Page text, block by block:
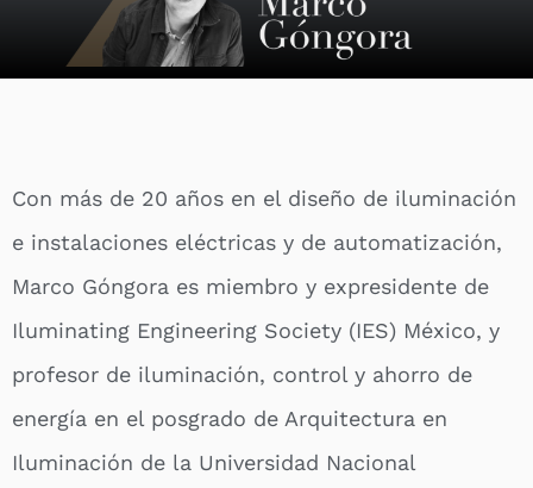
Con más de 20 años en el diseño de iluminación
e instalaciones eléctricas y de automatización,
Marco Góngora es miembro y expresidente de
Iluminating Engineering Society (IES) México, y
profesor de iluminación, control y ahorro de
energía en el posgrado de Arquitectura en
Iluminación de la Universidad Nacional